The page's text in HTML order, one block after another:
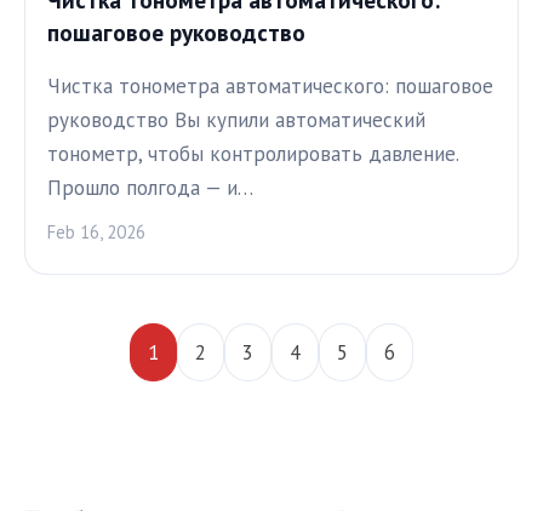
пошаговое руководство
Чистка тонометра автоматического: пошаговое
руководство Вы купили автоматический
тонометр, чтобы контролировать давление.
Прошло полгода — и…
Feb 16, 2026
1 2 3 4 5 6